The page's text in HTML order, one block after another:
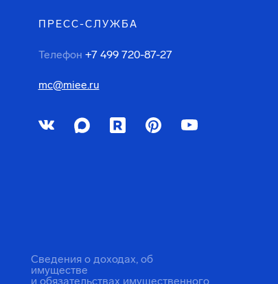
ПРЕСС-СЛУЖБА
Телефон +7 499 720-87-27
mc@miee.ru
Сведения о доходах, об
имуществе
и обязательствах имущественного